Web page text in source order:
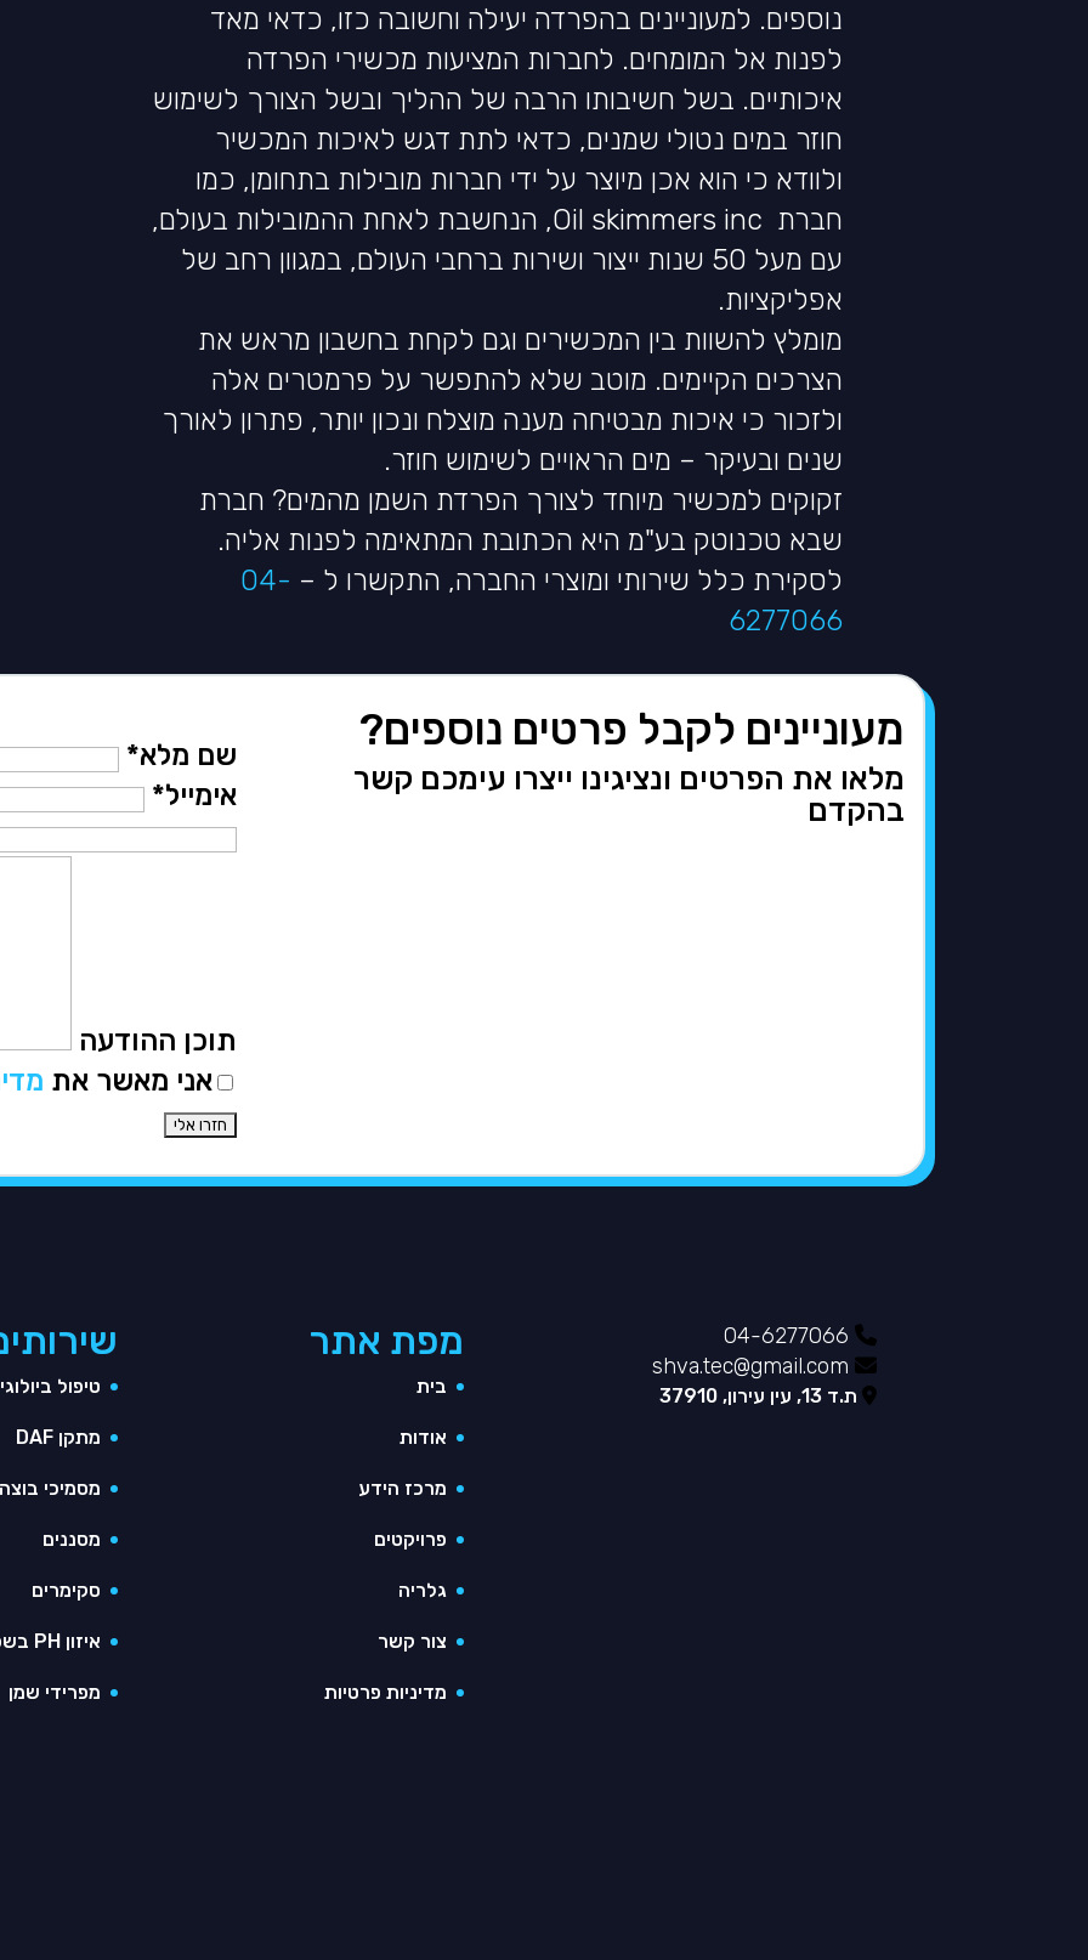
נוספים. למעוניינים בהפרדה יעילה וחשובה כזו, כדאי מאד
לפנות אל המומחים. לחברות המציעות מכשירי הפרדה
איכותיים. בשל חשיבותו הרבה של ההליך ובשל הצורך לשימוש
חוזר במים נטולי שמנים, כדאי לתת דגש לאיכות המכשיר
ולוודא כי הוא אכן מיוצר על ידי חברות מובילות בתחומן, כמו
חברת Oil skimmers inc, הנחשבת לאחת ההמובילות בעולם,
עם מעל 50 שנות ייצור ושירות ברחבי העולם, במגוון רחב של
אפליקציות.
מומלץ להשוות בין המכשירים וגם לקחת בחשבון מראש את
הצרכים הקיימים. מוטב שלא להתפשר על פרמטרים אלה
ולזכור כי איכות מבטיחה מענה מוצלח ונכון יותר, פתרון לאורך
שנים ובעיקר – מים הראויים לשימוש חוזר.
זקוקים למכשיר מיוחד לצורך הפרדת השמן מהמים? חברת
שבא טכנוטק בע"מ היא הכתובת המתאימה לפנות אליה.
לסקירת כלל שירותי ומוצרי החברה, התקשרו ל – 04-
6277066
שם מלא*
אימייל*
תוכן ההודעה
אני מאשר את
מעוניינים לקבל פרטים נוספים?
מלאו את הפרטים ונציגינו ייצרו עימכם קשר
בהקדם
טיפול ביולוגי
מתקן DAF
מסמיכי בוצה
מסננים
סקימרים
איזון PH בשפכים
מפרידי שמן
מפת אתר
בית
אודות
מרכז הידע
פרויקטים
גלריה
צור קשר
מדיניות פרטיות
04-6277066
shva.tec@gmail.com
ת.ד 13, עין עירון, 37910